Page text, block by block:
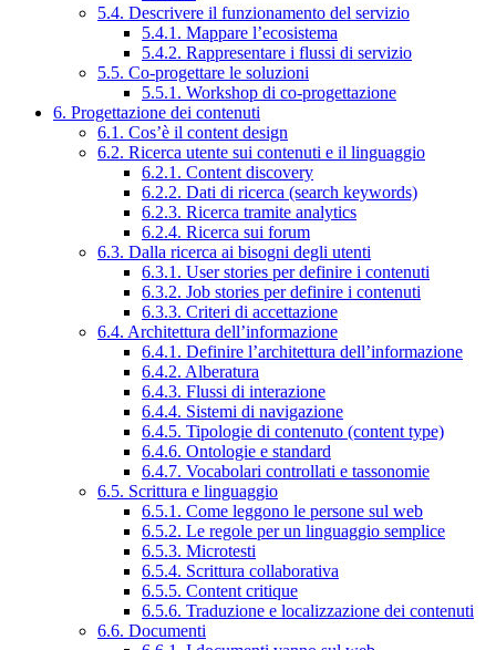
5.4. Descrivere il funzionamento del servizio
5.4.1. Mappare l’ecosistema
5.4.2. Rappresentare i flussi di servizio
5.5. Co-progettare le soluzioni
5.5.1. Workshop di co-progettazione
6. Progettazione dei contenuti
6.1. Cos’è il content design
6.2. Ricerca utente sui contenuti e il linguaggio
6.2.1. Content discovery
6.2.2. Dati di ricerca (search keywords)
6.2.3. Ricerca tramite analytics
6.2.4. Ricerca sui forum
6.3. Dalla ricerca ai bisogni degli utenti
6.3.1. User stories per definire i contenuti
6.3.2. Job stories per definire i contenuti
6.3.3. Criteri di accettazione
6.4. Architettura dell’informazione
6.4.1. Definire l’architettura dell’informazione
6.4.2. Alberatura
6.4.3. Flussi di interazione
6.4.4. Sistemi di navigazione
6.4.5. Tipologie di contenuto (content type)
6.4.6. Ontologie e standard
6.4.7. Vocabolari controllati e tassonomie
6.5. Scrittura e linguaggio
6.5.1. Come leggono le persone sul web
6.5.2. Le regole per un linguaggio semplice
6.5.3. Microtesti
6.5.4. Scrittura collaborativa
6.5.5. Content critique
6.5.6. Traduzione e localizzazione dei contenuti
6.6. Documenti